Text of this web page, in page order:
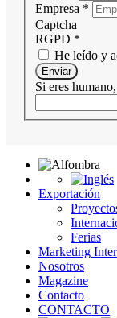
Empresa *
Captcha
RGPD *
He leído y
Enviar
Si eres
Exportación
Ferias
Marketing
Nosotros
Magazine
Contacto
CONTACTO